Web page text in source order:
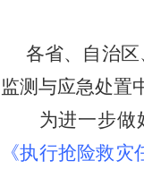
各省、自治
监测与应急处置
为进一步做
《执行抢险救